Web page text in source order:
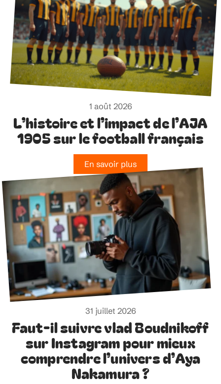
1 août 2026
L’histoire et l’impact de l’AJA
1905 sur le football français
En savoir plus
31 juillet 2026
Faut-il suivre vlad Boudnikoff
sur Instagram pour mieux
comprendre l’univers d’Aya
Nakamura ?